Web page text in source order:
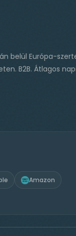
belül Európa-
B2B. Átlagos
Amazon